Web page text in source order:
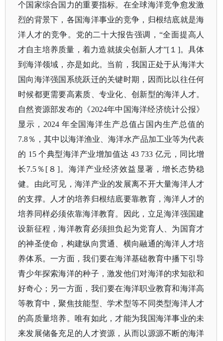
个国家综合国力的重要指标。在全球海洋竞争愈发激
烈的背景下，各国海洋事业的竞争，归根结底就是海
洋人才的竞争。党的二十大报告强调，“全面提高人
才自主培养质量，着力造就拔尖创新人才”[１]。具体
到海洋领域，亦是如此。当前，我国正处于从海洋大
国向海洋强国系统跃迁的关键时期，因而比以往任何
时候都更需要高素质、专业化、创新型的海洋人才。
自然资源部发布的《2024年中国海洋经济统计公报》
显示，2024 年全国海洋生产总值占国内生产总值的
7.8％，其中以海洋渔业、海洋水产品加工业等为代表
的 15 个典型海洋产业增加值达 43 733 亿元，同比增
长7.5％[８]。海洋产业经济效益显著，增长态势稳
健。由此可见，海洋产业的发展离不开大量海洋人才
的支撑。人才的培养归根结底要靠教育，海洋人才的
培养同样必须依靠海洋教育。因此，立足海洋强国建
设新征程，海洋教育必须担负起为党育人、为国育才
的神圣使命，构建纵向贯通、横向融通的海洋人才培
养体系。一方面，我们要在海洋基础教育中播下引导
青少年探索海洋的种子，激发他们对海洋的求知欲和
好奇心；另一方面，我们要在海洋职业教育和海洋高
等教育中，聚焦技能型、学术型等不同类型海洋人才
的高质量培养。唯有如此，才能为我国海洋事业的未
来发展储备充足的人才资源，从而以源源不断的海洋